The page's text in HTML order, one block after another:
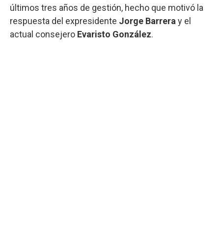
últimos tres años de gestión, hecho que motivó la
respuesta del expresidente Jorge Barrera y el
actual consejero Evaristo González.